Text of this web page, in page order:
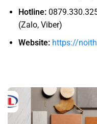
Hotline:
(Zalo, Viber)
Website: https://